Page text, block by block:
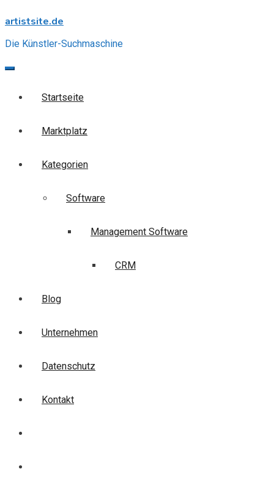
to
artistsite.de
Die Künstler-Suchmaschine
Startseite
Marktplatz
Kategorien
Software
Management Software
CRM
Blog
Unternehmen
Datenschutz
Kontakt